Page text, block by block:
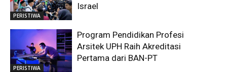
PERISTIWA
Israel
PERISTIWA
Program Pendidikan Profesi
Arsitek UPH Raih Akreditasi
Pertama dari BAN-PT